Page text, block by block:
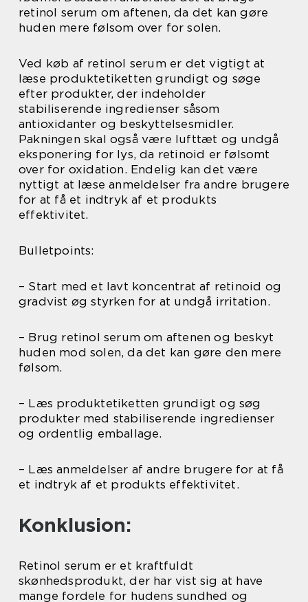
retinol serum om aftenen, da det kan gøre
huden mere følsom over for solen.
Ved køb af retinol serum er det vigtigt at
læse produktetiketten grundigt og søge
efter produkter, der indeholder
stabiliserende ingredienser såsom
antioxidanter og beskyttelsesmidler.
Pakningen skal også være lufttæt og undgå
eksponering for lys, da retinoid er følsomt
over for oxidation. Endelig kan det være
nyttigt at læse anmeldelser fra andre brugere
for at få et indtryk af et produkts
effektivitet.
Bulletpoints:
– Start med et lavt koncentrat af retinoid og
gradvist øg styrken for at undgå irritation.
– Brug retinol serum om aftenen og beskyt
huden mod solen, da det kan gøre den mere
følsom.
– Læs produktetiketten grundigt og søg
produkter med stabiliserende ingredienser
og ordentlig emballage.
– Læs anmeldelser af andre brugere for at få
et indtryk af et produkts effektivitet.
Konklusion:
Retinol serum er et kraftfuldt
skønhedsprodukt, der har vist sig at have
mange fordele for hudens sundhed og